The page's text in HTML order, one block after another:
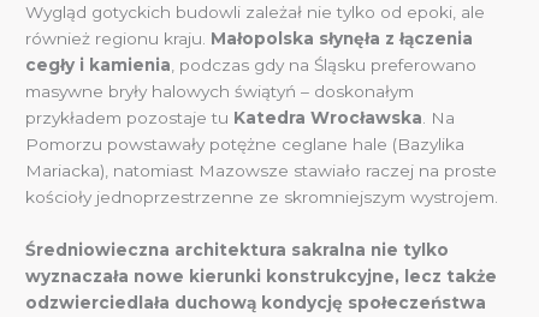
Wygląd gotyckich budowli zależał nie tylko od epoki, ale
również regionu kraju. Małopolska słynęła z łączenia
cegły i kamienia , podczas gdy na Śląsku preferowano
masywne bryły halowych świątyń – doskonałym
przykładem pozostaje tu Katedra Wrocławska . Na
Pomorzu powstawały potężne ceglane hale (Bazylika
Mariacka), natomiast Mazowsze stawiało raczej na proste
kościoły jednoprzestrzenne ze skromniejszym wystrojem.
Średniowieczna architektura sakralna nie tylko
wyznaczała nowe kierunki konstrukcyjne, lecz także
odzwierciedlała duchową kondycję społeczeństwa